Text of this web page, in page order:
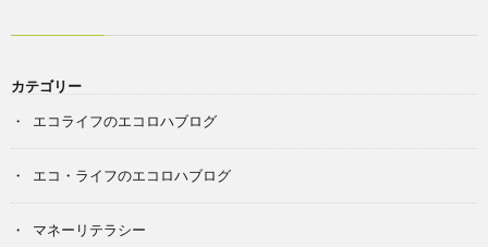
カテゴリー
エコライフのエコロハブログ
エコ・ライフのエコロハブログ
マネーリテラシー